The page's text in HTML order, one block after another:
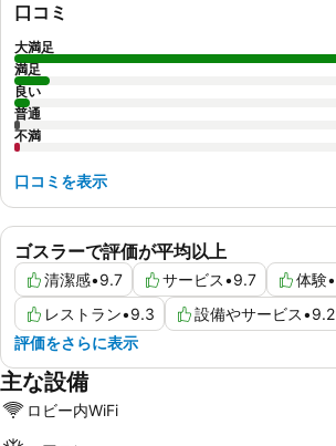
ゴスラーで評価が平均以上
清潔感•9.7 サービス•9.7 体験•
レストラン•9.3 設備やサービス•9.2
評価をさらに表示
口コミ
大満足
満足
良い
普通
不満
口コミを表示
主な設備
ロビー内WiFi